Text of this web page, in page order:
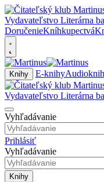
DoručenieKníhkupectvá
Knihy E-knihy
Vyhľadávanie
Prihlásiť
Vyhľadávanie
Knihy